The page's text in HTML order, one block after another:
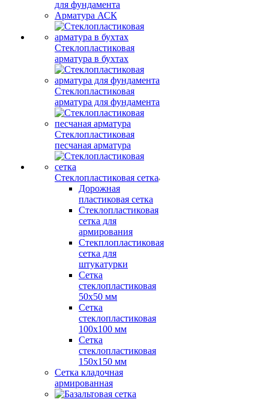
для фундамента
Арматура АСК
Стеклопластиковая
арматура в бухтах
Стеклопластиковая
арматура для фундамента
Стеклопластиковая
песчаная арматура
Стеклопластиковая сетка
Дорожная
пластиковая сетка
Стеклопластиковая
сетка для
армирования
Стекплопластиковая
сетка для
штукатурки
Сетка
стеклопластиковая
50x50 мм
Сетка
стеклопластиковая
100x100 мм
Сетка
стеклопластиковая
150x150 мм
Сетка кладочная
армированная